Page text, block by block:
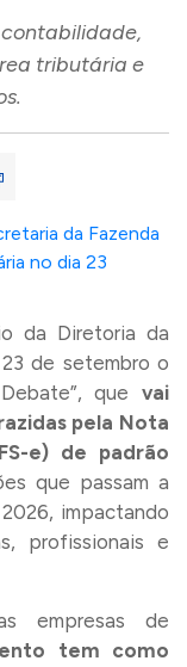
tributária e
da Diretoria da
de setembro o
que vai
pela Nota
e) de padrão
que passam a
impactando
profissionais e
empresas de
tem como